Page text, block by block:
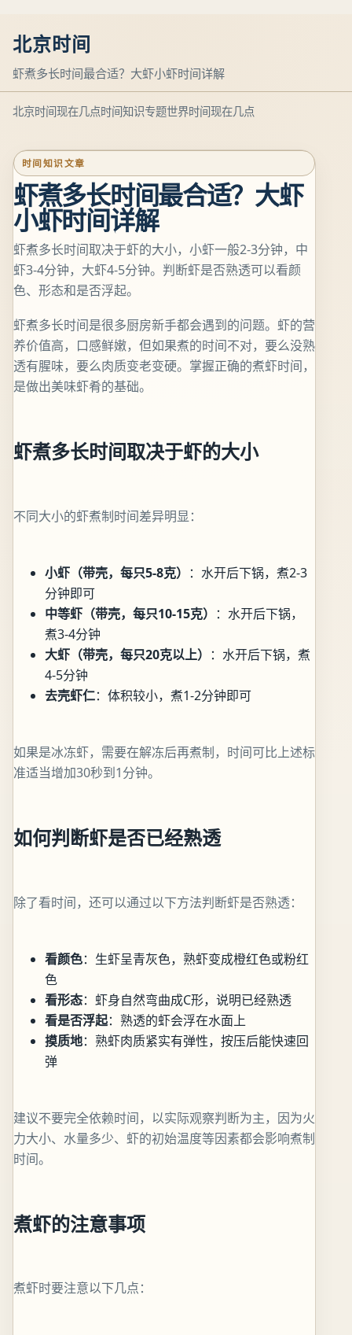
北京时间
虾煮多长时间最合适？大虾小虾时间详解
北京时间现在几点时间知识专题世界时间现在几点
时间知识文章
虾煮多长时间最合适？大虾
小虾时间详解
虾煮多长时间取决于虾的大小，小虾一般2-3分钟，中
虾3-4分钟，大虾4-5分钟。判断虾是否熟透可以看颜
色、形态和是否浮起。
虾煮多长时间是很多厨房新手都会遇到的问题。虾的营
养价值高，口感鲜嫩，但如果煮的时间不对，要么没熟
透有腥味，要么肉质变老变硬。掌握正确的煮虾时间，
是做出美味虾肴的基础。
虾煮多长时间取决于虾的大小
不同大小的虾煮制时间差异明显：
小虾（带壳，每只5-8克） ：水开后下锅，煮2-3
分钟即可
中等虾（带壳，每只10-15克） ：水开后下锅，
煮3-4分钟
大虾（带壳，每只20克以上） ：水开后下锅，煮
4-5分钟
去壳虾仁：体积较小，煮1-2分钟即可
如果是冰冻虾，需要在解冻后再煮制，时间可比上述标
准适当增加30秒到1分钟。
如何判断虾是否已经熟透
除了看时间，还可以通过以下方法判断虾是否熟透：
看颜色：生虾呈青灰色，熟虾变成橙红色或粉红
色
看形态：虾身自然弯曲成C形，说明已经熟透
看是否浮起：熟透的虾会浮在水面上
摸质地：熟虾肉质紧实有弹性，按压后能快速回
弹
建议不要完全依赖时间，以实际观察判断为主，因为火
力大小、水量多少、虾的初始温度等因素都会影响煮制
时间。
煮虾的注意事项
煮虾时要注意以下几点：